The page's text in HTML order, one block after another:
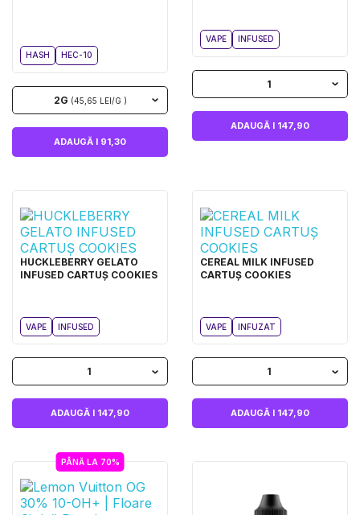
HASH HEC-10
2G (45,65 LEI/G )
ADAUGĂ I 91,30
VAPE INFUSED
1
ADAUGĂ I 147,90
HUCKLEBERRY GELATO
INFUSED CARTUȘ COOKIES
VAPE INFUSED
1
ADAUGĂ I 147,90
CEREAL MILK INFUSED
CARTUȘ COOKIES
VAPE INFUZAT
1
ADAUGĂ I 147,90
PÂNĂ LA 70%